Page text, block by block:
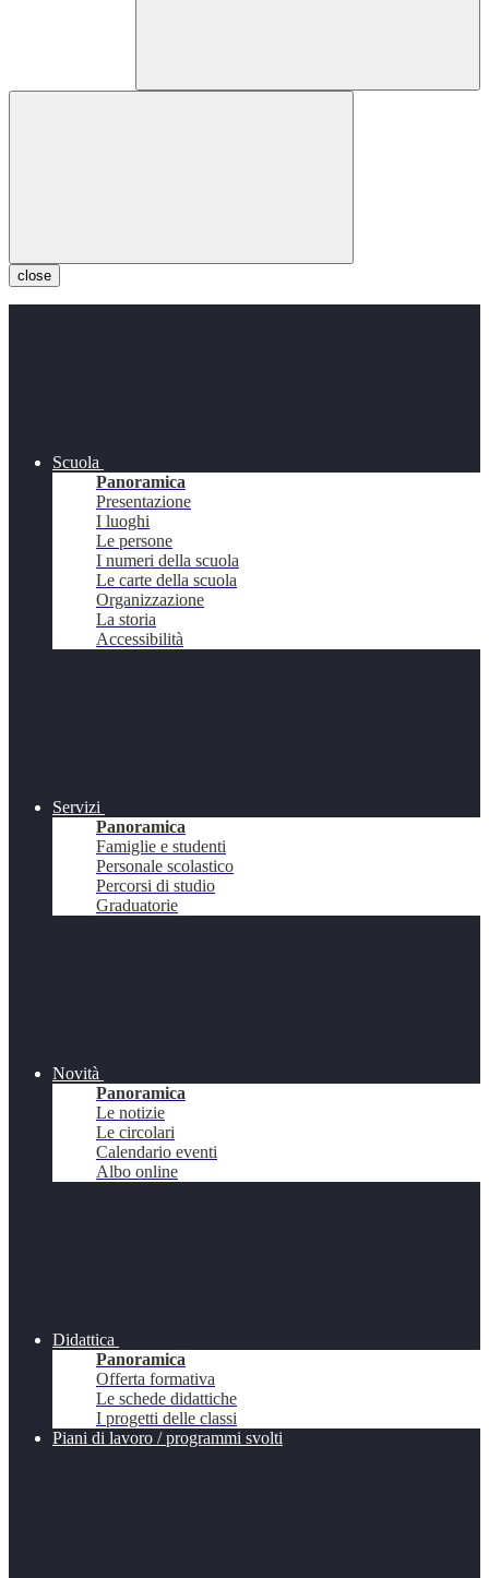
close
Scuola
Panoramica
Presentazione
I luoghi
Le persone
I numeri della scuola
Le carte della scuola
Organizzazione
La storia
Accessibilità
Servizi
Panoramica
Famiglie e studenti
Personale scolastico
Percorsi di studio
Graduatorie
Novità
Panoramica
Le notizie
Le circolari
Calendario eventi
Albo online
Didattica
Panoramica
Offerta formativa
Le schede didattiche
I progetti delle classi
Piani di lavoro / programmi svolti